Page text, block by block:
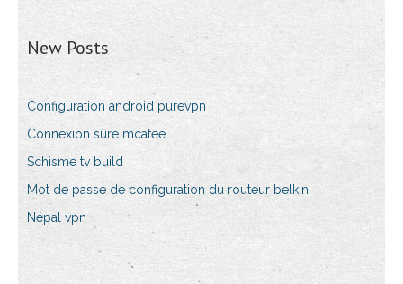
New Posts
Configuration android purevpn
Connexion sûre mcafee
Schisme tv build
Mot de passe de configuration du routeur belkin
Népal vpn